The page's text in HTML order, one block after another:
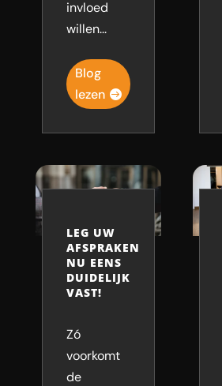
invloed
willen...
Blog
lezen
LEG UW
AFSPRAKEN
NU EENS
DUIDELIJK
VAST!
Zó
voorkomt
de